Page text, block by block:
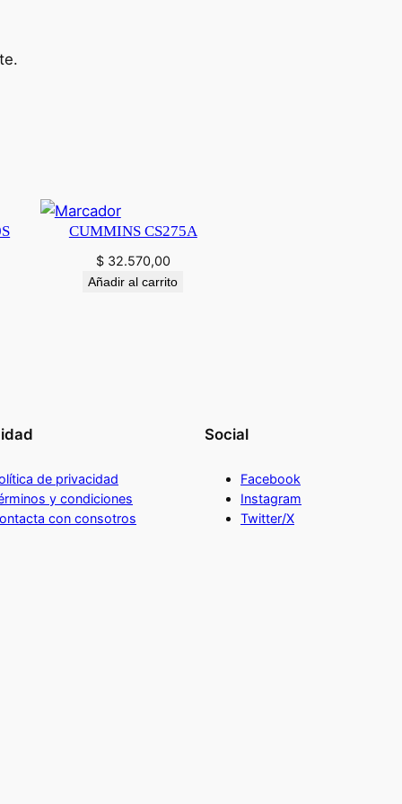
CUMMINS CS275A
$32.570,00
Añadir al carrito
de privacidad
y condiciones
con consotros
Social
Facebook
Instagram
Twitter/X